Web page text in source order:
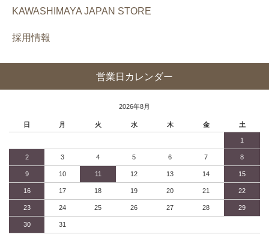
KAWASHIMAYA JAPAN STORE
採用情報
営業日カレンダー
2026年8月
日 月 火 水 木 金 土
1
2 3 4 5 6 7 8
9 10 11 12 13 14 15
16 17 18 19 20 21 22
23 24 25 26 27 28 29
30 31